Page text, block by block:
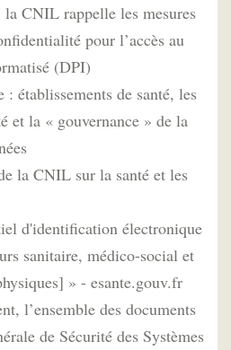
la CNIL rappelle les mesures
pour l’accès au
(DPI)
établissements de santé, les
et la « gouvernance » de la
la CNIL sur la santé et les
d'identification électronique
sanitaire, médico-social et
» - esante.gouv.fr
l’ensemble des documents
de Sécurité des Systèmes